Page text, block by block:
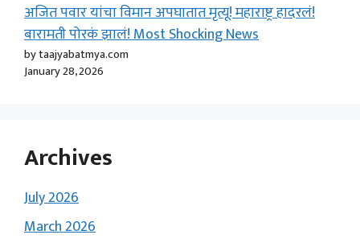
अजित पवार यांचा विमान अपघातात मृत्यू! महाराष्ट्र हादरलं!
बारामती पोरकं झालं! Most Shocking News
by taajyabatmya.com
January 28, 2026
Archives
July 2026
March 2026